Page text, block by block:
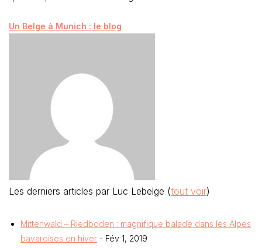
Un Belge à Munich : le blog
Les derniers articles par Luc Lebelge (tout voir)
Mittenwald – Riedboden : magnifique balade dans les Alpes
bavaroises en hiver - Fév 1, 2019